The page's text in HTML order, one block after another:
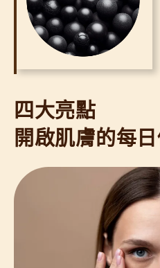
四大亮點
開啟肌膚的每